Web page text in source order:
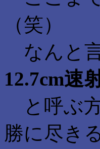
（笑）
なんと
12.7cm速
と呼ぶ
勝に尽き